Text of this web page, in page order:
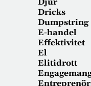
Djur
Dricks
Dumpstring
E-handel
Effektivitet
El
Elitidrott